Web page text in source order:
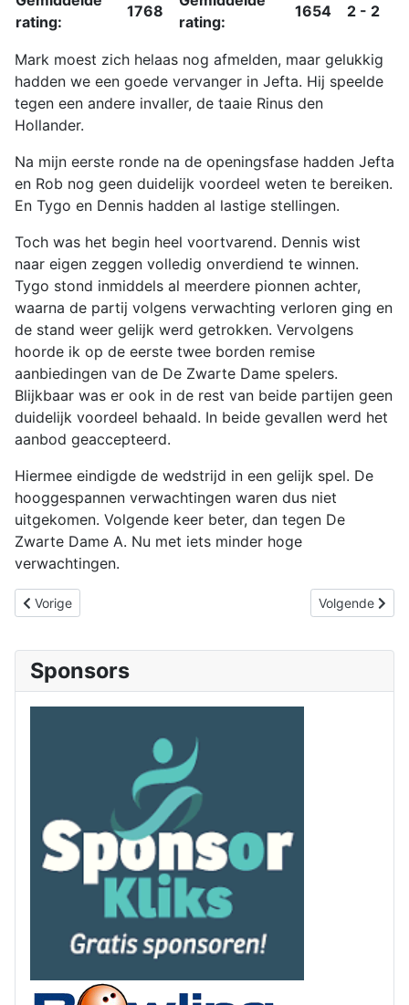
rating:
1768
rating:
1654 2 - 2
Mark moest zich helaas nog afmelden, maar gelukkig
hadden we een goede vervanger in Jefta. Hij speelde
tegen een andere invaller, de taaie Rinus den
Hollander.
Na mijn eerste ronde na de openingsfase hadden Jefta
en Rob nog geen duidelijk voordeel weten te bereiken.
En Tygo en Dennis hadden al lastige stellingen.
Toch was het begin heel voortvarend. Dennis wist
naar eigen zeggen volledig onverdiend te winnen.
Tygo stond inmiddels al meerdere pionnen achter,
waarna de partij volgens verwachting verloren ging en
de stand weer gelijk werd getrokken. Vervolgens
hoorde ik op de eerste twee borden remise
aanbiedingen van de De Zwarte Dame spelers.
Blijkbaar was er ook in de rest van beide partijen geen
duidelijk voordeel behaald. In beide gevallen werd het
aanbod geaccepteerd.
Hiermee eindigde de wedstrijd in een gelijk spel. De
hooggespannen verwachtingen waren dus niet
uitgekomen. Volgende keer beter, dan tegen De
Zwarte Dame A. Nu met iets minder hoge
verwachtingen.
Vorig artikel: Goes 1 wint weer
Vorige Volgende
Volgende
Sponsors